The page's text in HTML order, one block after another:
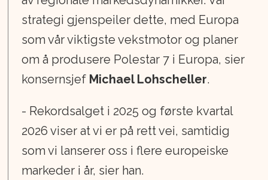
strategi gjenspeiler dette, med Europa
som vår viktigste vekstmotor og planer
om å produsere Polestar 7 i Europa, sier
konsernsjef Michael Lohscheller.
- Rekordsalget i 2025 og første kvartal
2026 viser at vi er på rett vei, samtidig
som vi lanserer oss i flere europeiske
markeder i år, sier han.